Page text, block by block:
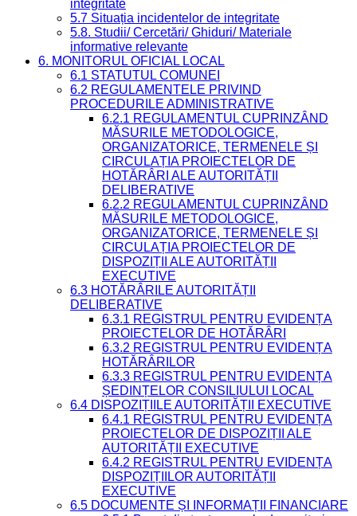
integritate
5.7 Situația incidentelor de integritate
5.8. Studii/ Cercetări/ Ghiduri/ Materiale
informative relevante
6. MONITORUL OFICIAL LOCAL
6.1 STATUTUL COMUNEI
6.2 REGULAMENTELE PRIVIND
PROCEDURILE ADMINISTRATIVE
6.2.1 REGULAMENTUL CUPRINZÂND
MĂSURILE METODOLOGICE,
ORGANIZATORICE, TERMENELE ȘI
CIRCULAȚIA PROIECTELOR DE
HOTĂRÂRI ALE AUTORITĂȚII
DELIBERATIVE
6.2.2 REGULAMENTUL CUPRINZÂND
MĂSURILE METODOLOGICE,
ORGANIZATORICE, TERMENELE ȘI
CIRCULAȚIA PROIECTELOR DE
DISPOZIȚII ALE AUTORITĂȚII
EXECUTIVE
6.3 HOTĂRÂRILE AUTORITĂȚII
DELIBERATIVE
6.3.1 REGISTRUL PENTRU EVIDENȚA
PROIECTELOR DE HOTĂRÂRI
6.3.2 REGISTRUL PENTRU EVIDENȚA
HOTĂRÂRILOR
6.3.3 REGISTRUL PENTRU EVIDENȚA
ȘEDINȚELOR CONSILIULUI LOCAL
6.4 DISPOZIȚIILE AUTORITĂȚII EXECUTIVE
6.4.1 REGISTRUL PENTRU EVIDENȚA
PROIECTELOR DE DISPOZIȚII ALE
AUTORITĂȚII EXECUTIVE
6.4.2 REGISTRUL PENTRU EVIDENȚA
DISPOZIȚIILOR AUTORITĂȚII
EXECUTIVE
6.5 DOCUMENTE ȘI INFORMAȚII FINANCIARE